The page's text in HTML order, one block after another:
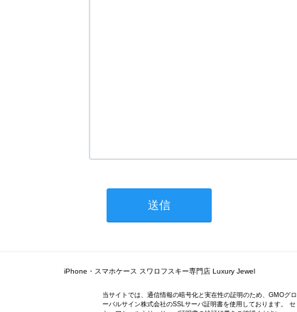
iPhone・スマホケース スワロフスキー専門店 Luxury Jewel
当サイトでは、通信情報の暗号化と実在性の証明のため、GMOグロ
ーバルサイン株式会社のSSLサーバ証明書を使用しております。 セ